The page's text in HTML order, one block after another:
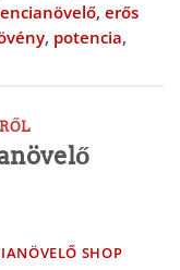
, erős
, potencia,
SHOP